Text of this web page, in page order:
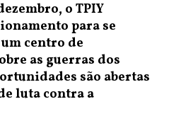
o TPIY
para se
centro de
as guerras dos
são abertas
luta contra a